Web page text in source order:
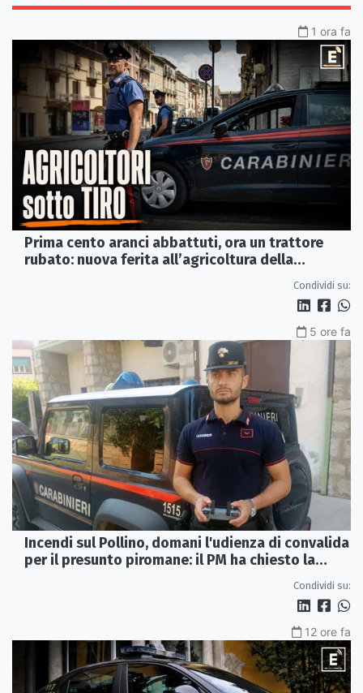
1 ora fa
Prima cento aranci abbattuti, ora un trattore
rubato: nuova ferita all’agricoltura della
Condividi su:
5 ore fa
Incendi sul Pollino, domani l'udienza di convalida
per il presunto piromane: il PM ha chiesto la
Condividi su:
12 ore fa